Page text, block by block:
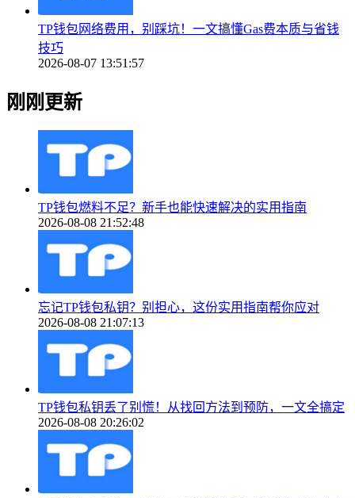
TP钱包网络费用，别踩坑！一文搞懂Gas费本质与省钱
技巧
2026-08-07 13:51:57
刚刚更新
TP钱包燃料不足？新手也能快速解决的实用指南
2026-08-08 21:52:48
忘记TP钱包私钥？别担心，这份实用指南帮你应对
2026-08-08 21:07:13
TP钱包私钥丢了别慌！从找回方法到预防，一文全搞定
2026-08-08 20:26:02